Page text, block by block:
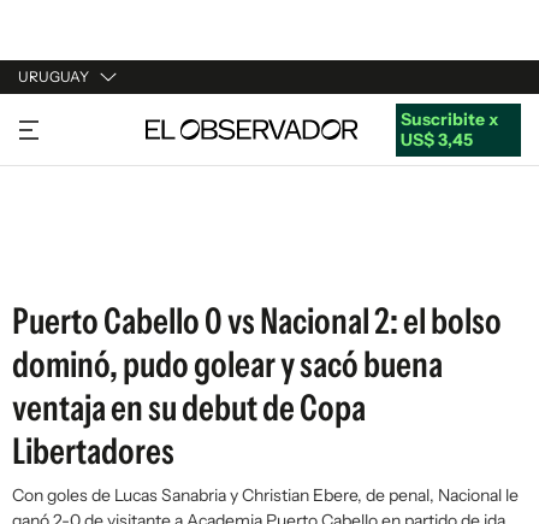
URUGUAY
URUGUAY
ARGENTINA
Suscribite x
US$ 3,45
Puerto Cabello 0 vs Nacional 2: el bolso
dominó, pudo golear y sacó buena
ventaja en su debut de Copa
Libertadores
Con goles de Lucas Sanabria y Christian Ebere, de penal, Nacional le